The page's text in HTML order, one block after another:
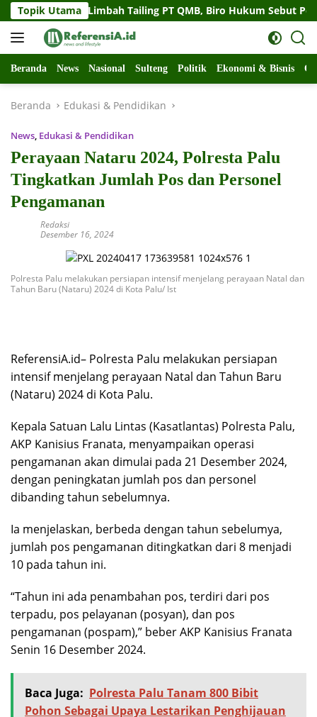
Langsung
ke
konten
Topik Utama
Limbah Tailing PT QMB, Biro Hukum Sebut Pemprov Siap
Beranda News Nasional Sulteng Politik Ekonomi & Bisnis
Beranda Edukasi & Pendidikan
News, Edukasi & Pendidikan
Perayaan Nataru 2024, Polresta Palu
Tingkatkan Jumlah Pos dan Personel
Pengamanan
Redaksi
Desember 16, 2024
Polresta Palu melakukan persiapan intensif menjelang perayaan Natal dan
Tahun Baru (Nataru) 2024 di Kota Palu/ Ist
ReferensiA.id– Polresta Palu melakukan persiapan
intensif menjelang perayaan Natal dan Tahun Baru
(Nataru) 2024 di Kota Palu.
Kepala Satuan Lalu Lintas (Kasatlantas) Polresta Palu,
AKP Kanisius Franata, menyampaikan operasi
pengamanan akan dimulai pada 21 Desember 2024,
dengan peningkatan jumlah pos dan personel
dibanding tahun sebelumnya.
Ia menjelaskan, berbeda dengan tahun sebelumya,
jumlah pos pengamanan ditingkatkan dari 8 menjadi
10 pada tahun ini.
“Tahun ini ada penambahan pos, terdiri dari pos
terpadu, pos pelayanan (posyan), dan pos
pengamanan (pospam),” beber AKP Kanisius Franata
Senin 16 Desember 2024.
Baca Juga: Polresta Palu Tanam 800 Bibit
Pohon Sebagai Upaya Lestarikan Penghijauan